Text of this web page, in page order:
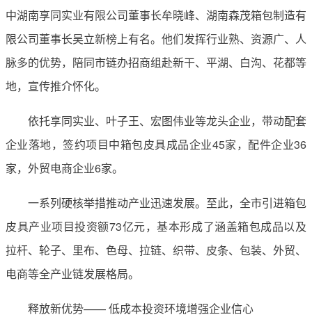
中湖南享同实业有限公司董事长牟晓峰、湖南森茂箱包制造有
限公司董事长吴立新榜上有名。他们发挥行业熟、资源广、人
脉多的优势，陪同市链办招商组赴新干、平湖、白沟、花都等
地，宣传推介怀化。
依托享同实业、叶子王、宏图伟业等龙头企业，带动配套
企业落地，签约项目中箱包皮具成品企业45家，配件企业36
家，外贸电商企业6家。
一系列硬核举措推动产业迅速发展。至此，全市引进箱包
皮具产业项目投资额73亿元，基本形成了涵盖箱包成品以及
拉杆、轮子、里布、色母、拉链、织带、皮条、包装、外贸、
电商等全产业链发展格局。
释放新优势—— 低成本投资环境增强企业信心